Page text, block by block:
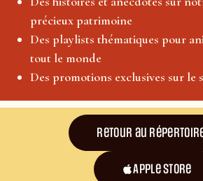
précieux patrimoine
Des playlists thématiques pour
tout le monde
Des promotions exclusives sur le
Retour au
Apple Store